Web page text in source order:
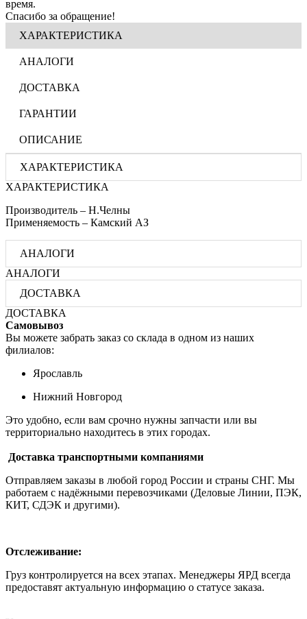
время.
Спасибо за обращение!
ХАРАКТЕРИСТИКА
АНАЛОГИ
ДОСТАВКА
ГАРАНТИИ
ОПИСАНИЕ
ХАРАКТЕРИСТИКА
ХАРАКТЕРИСТИКА
Производитель – Н.Челны
Применяемость – Камский АЗ
АНАЛОГИ
АНАЛОГИ
ДОСТАВКА
ДОСТАВКА
Самовывоз
Вы можете забрать заказ со склада в одном из наших
филиалов:
Ярославль
Нижний Новгород
Это удобно, если вам срочно нужны запчасти или вы
территориально находитесь в этих городах.
Доставка транспортными компаниями
Отправляем заказы в любой город России и страны СНГ. Мы
работаем с надёжными перевозчиками (Деловые Линии, ПЭК,
КИТ, СДЭК и другими).
Отслеживание:
Груз контролируется на всех этапах. Менеджеры ЯРД всегда
предоставят актуальную информацию о статусе заказа.